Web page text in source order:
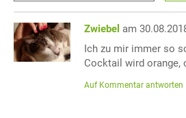
Zwiebel am
Ich zu mir immer so
Cocktail wird orange,
Auf Kommentar antworten